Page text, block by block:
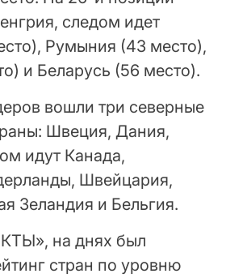
следом идет
Румыния (43 место),
и Беларусь (56 место).
вошли три северные
Швеция, Дания,
идут Канада,
Швейцария,
Зеландия и Бельгия.
на днях был
стран по уровню